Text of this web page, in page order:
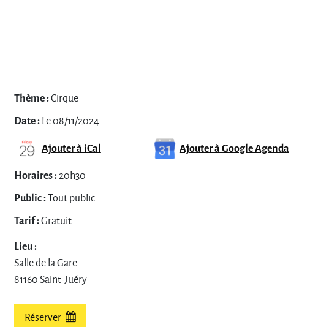
Thème :Cirque
Date :Le 08/11/2024
Ajouter à iCal Ajouter à Google Agenda
Horaires :20h30
Public :Tout public
Tarif :Gratuit
Lieu :
Salle de la Gare
81160 Saint-Juéry
Réserver